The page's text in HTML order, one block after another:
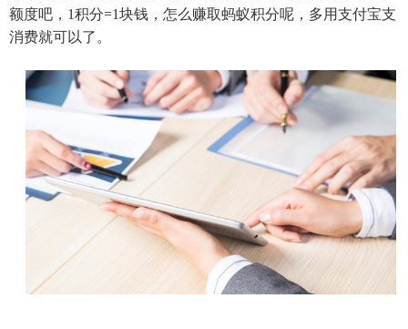
额度吧，1积分=1块钱，怎么赚取蚂蚁积分呢，多用支付宝支
消费就可以了。